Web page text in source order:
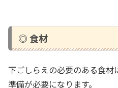
◎ 食材
下ごしらえの必要のある食材
準備が必要になります。